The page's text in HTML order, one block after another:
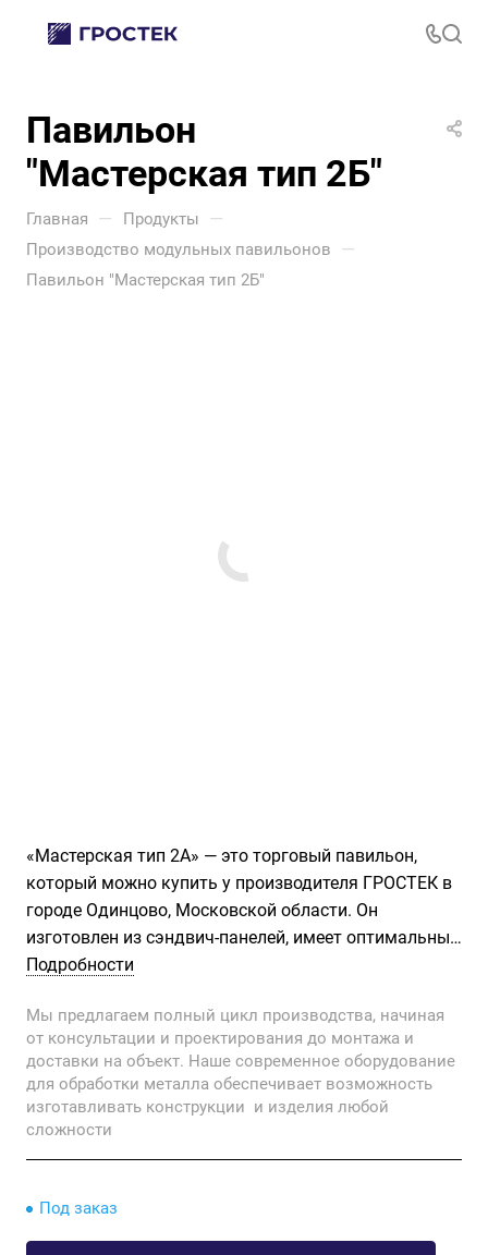
Павильон
"Мастерская тип 2Б"
Главная — Продукты —
Производство модульных павильонов —
Павильон "Мастерская тип 2Б"
«Мастерская тип 2А» — это торговый павильон,
который можно купить у производителя ГРОСТЕК в
городе Одинцово, Московской области. Он
изготовлен из сэндвич-панелей, имеет оптимальные
размеры длина 12140 мм., ширина 5140 мм., высота
посетителей – 35,7 м2, подсобное помещение - 9,2
м2, кладовая - 9,2 м2.
Подробности
Мы предлагаем полный цикл производства, начиная
от консультации и проектирования до монтажа и
доставки на объект. Наше современное оборудование
для обработки металла обеспечивает возможность
изготавливать конструкции и изделия любой
сложности
Под заказ